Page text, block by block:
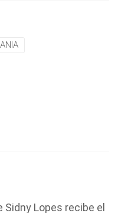
Sidny Lopes recibe el